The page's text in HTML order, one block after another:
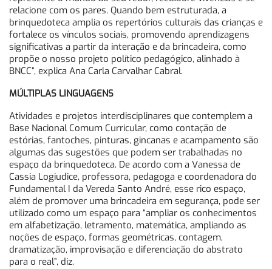
relacione com os pares. Quando bem estruturada, a
brinquedoteca amplia os repertórios culturais das crianças e
fortalece os vínculos sociais, promovendo aprendizagens
significativas a partir da interação e da brincadeira, como
propõe o nosso projeto político pedagógico, alinhado à
BNCC”, explica Ana Carla Carvalhar Cabral.
MÚLTIPLAS LINGUAGENS
Atividades e projetos interdisciplinares que contemplem a
Base Nacional Comum Curricular, como contação de
estórias, fantoches, pinturas, gincanas e acampamento são
algumas das sugestões que podem ser trabalhadas no
espaço da brinquedoteca. De acordo com a Vanessa de
Cassia Logiudice, professora, pedagoga e coordenadora do
Fundamental I da Vereda Santo André, esse rico espaço,
além de promover uma brincadeira em segurança, pode ser
utilizado como um espaço para “ampliar os conhecimentos
em alfabetização, letramento, matemática, ampliando as
noções de espaço, formas geométricas, contagem,
dramatização, improvisação e diferenciação do abstrato
para o real”, diz.